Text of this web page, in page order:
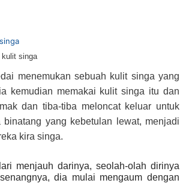
kulit singa
menemukan sebuah kulit singa yang
kemudian memakai kulit singa itu dan
dan tiba-tiba meloncat keluar untuk
yang kebetulan lewat, menjadi
kira singa.
menjauh darinya, seolah-olah dirinya
dia mulai mengaum dengan